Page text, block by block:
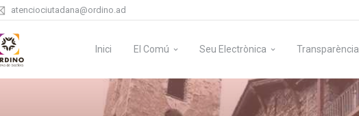
atenciociutadana@ordino.ad
Inici El Comú Seu Electrònica Transparència